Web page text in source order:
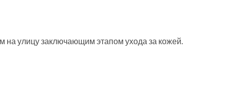
улицу заключающим этапом ухода за кожей.